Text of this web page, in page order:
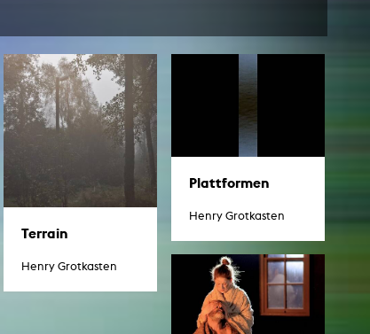
Terrain
Henry Grotkasten
Plattformen
Henry Grotkasten